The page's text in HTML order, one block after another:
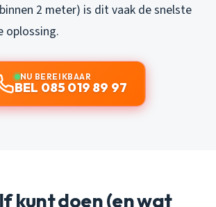
2 meter) is dit vaak de snelste
oplossing.
NU BEREIKBAAR
BEL 085 019 89 97
kunt doen (en wat